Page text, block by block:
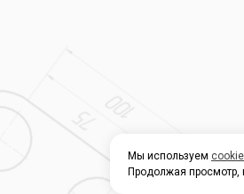
Мы используем
Продолжая просмотр,